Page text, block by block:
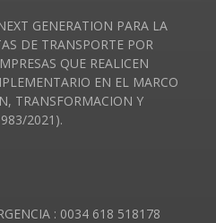
GENERATION PARA LA
DE TRANSPORTE POR
QUE REALICEN
EN EL MARCO
TRANSFORMACION Y
983/2021).
: 0034 618 518178